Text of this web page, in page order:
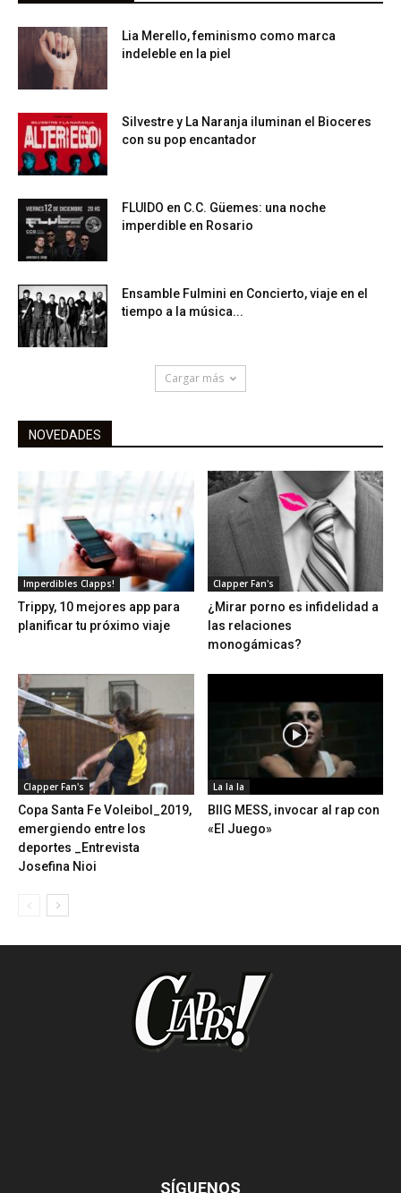
Lia Merello, feminismo como marca
indeleble en la piel
Silvestre y La Naranja iluminan el Bioceres
con su pop encantador
FLUIDO en C.C. Güemes: una noche
imperdible en Rosario
Ensamble Fulmini en Concierto, viaje en el
tiempo a la música...
Cargar más
NOVEDADES
Imperdibles Clapps!
Trippy, 10 mejores app para
planificar tu próximo viaje
Clapper Fan's
¿Mirar porno es infidelidad a
las relaciones
monogámicas?
Clapper Fan's
Copa Santa Fe Voleibol_2019,
emergiendo entre los
deportes _Entrevista
Josefina Nioi
La la la
BIIG MESS, invocar al rap con
«El Juego»
SÍGUENOS